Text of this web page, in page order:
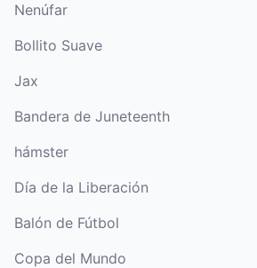
Nenúfar
Bollito Suave
Jax
Bandera de Juneteenth
hámster
Día de la Liberación
Balón de Fútbol
Copa del Mundo